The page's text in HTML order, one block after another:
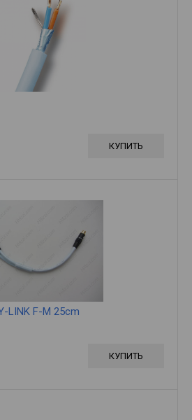
КУПИТЬ
LINK F-M 25cm
КУПИТЬ